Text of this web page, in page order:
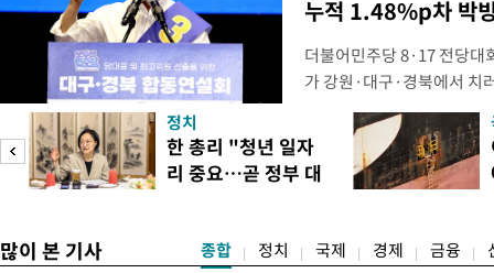
누적 1.48%p차 박
더불어민주당 8·17 전당대
가 강원·대구·경북에서 치
48.54%(1만8977표)를 얻
를 1622표(4.14%p) 차로
·인천 권리당원 투표에서
적 합산(가중치 미반영)에
정치
한 총리 "청년 일자
리 중요…곧 정부 대
많이 본 기사 종합 정치 국제 경제 금융